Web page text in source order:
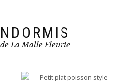
La Malle Fleurie